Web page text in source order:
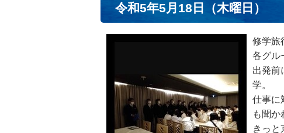
令和5年5月18日（木曜日）
修学旅
各グル
出発前
学。
仕事に
も聞か
きっと